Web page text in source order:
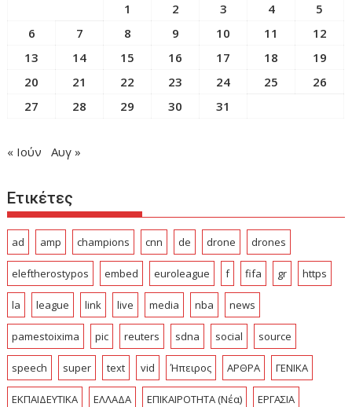
1
2 3 4
5
6
7 8 9 10 11
12
13
14 15 16 17 18
19
20
21 22 23 24 25
26
27
28 29 30 31
« Ιούν Αυγ »
Ετικέτες
ad amp champions cnn de drone drones
eleftherostypos embed euroleague f fifa gr https
la league link live media nba news
pamestoixima pic reuters sdna social source
speech super text vid Ήπειρος ΑΡΘΡΑ ΓΕΝΙΚΑ
ΕΚΠΑΙΔΕΥΤΙΚΑ ΕΛΛΑΔΑ ΕΠΙΚΑΙΡΟΤΗΤΑ (Νέα) ΕΡΓΑΣΙΑ